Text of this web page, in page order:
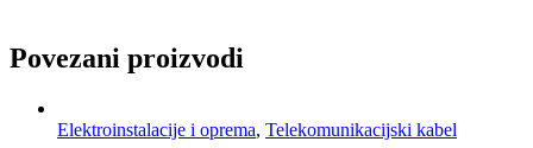
Povezani proizvodi
Elektroinstalacije i oprema, Telekomunikacijski kabel